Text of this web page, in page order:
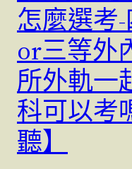
怎麼選考
or三等外
所外軌一
科可以考
聽】